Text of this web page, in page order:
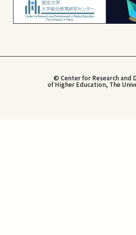
© Center for Research and
of Higher Education, The